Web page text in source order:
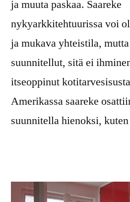
ja muuta paskaa. Saareke
nykyarkkitehtuurissa voi
ja mukava yhteistila,
suunnitellut, sitä ei
itseoppinut
Amerikassa saareke
suunnitella hienoksi,